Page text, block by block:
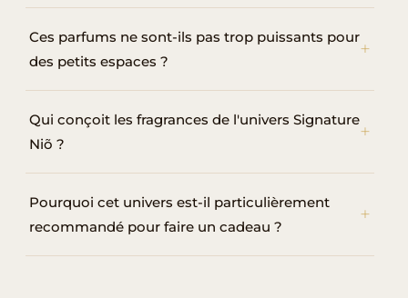
Ces parfums ne sont-ils pas trop puissants pour
des petits espaces ?
Qui conçoit les fragrances de l'univers Signature
Niõ ?
Pourquoi cet univers est-il particulièrement
recommandé pour faire un cadeau ?